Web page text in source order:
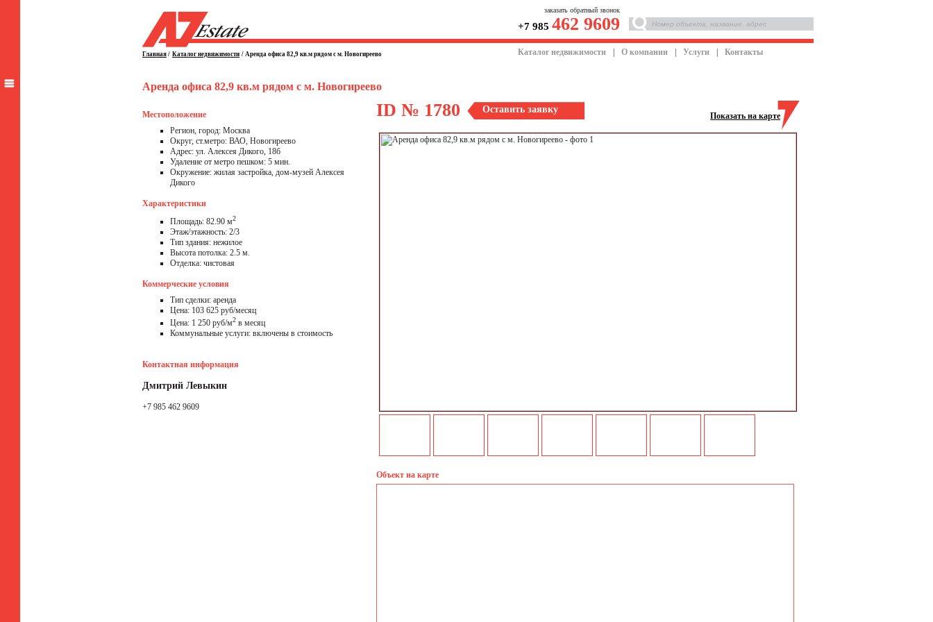
Главная / Каталог недвижимости / Аренда офиса 82,9 кв.м рядом с м. Новогиреево
заказать обратный звонок
+7 985 462 9609
Каталог недвижимости О компании Услуги Контакты
Аренда офиса 82,9 кв.м рядом с м. Новогиреево
Местоположение
Регион, город: Москва
Округ, ст.метро: ВАО, Новогиреево
Адрес: ул. Алексея Дикого, 18б
Удаление от метро пешком: 5 мин.
Окружение: жилая застройка, дом-музей Алексея
Дикого
Характеристики
Площадь: 82.90 м2
Этаж/этажность: 2/3
Тип здания: нежилое
Высота потолка: 2.5 м.
Отделка: чистовая
Коммерческие условия
Тип сделки: аренда
Цена: 103 625 руб/месяц
Цена: 1 250 руб/м2 в месяц
Коммунальные услуги: включены в стоимость
Контактная информация
Дмитрий Левыкин
+7 985 462 9609
ID № 1780 Оставить заявку
Показать на карте
Объект на карте